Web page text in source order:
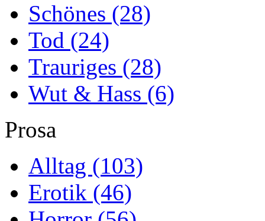
Schönes (28)
Tod (24)
Trauriges (28)
Wut & Hass (6)
Prosa
Alltag (103)
Erotik (46)